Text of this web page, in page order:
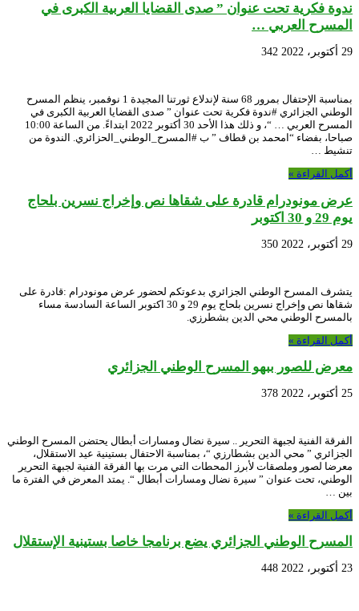
ندوة فكرية تحت عنوان ” صدى القضايا العربية الكبرى في
المسرح العربي …
29 أكتوبر، 2022 342
بمناسبة الإحتفال بمرور 68 سنة لإندلاع ثورتنا المجيدة 1 نوفمبر، ينظم المسرح
الوطني الجزائري #ندوة فكرية تحت عنوان ” صدى القضايا العربية الكبرى في
المسرح العربي … “، و ذلك هذا الأحد 30 أكتوبر 2022 ابتداءً. من الساعة 10:00
صباحا، بفضاء “امحمد بن قطاف ” ب #المسرح_الوطني_الحزائري. الندوة من
تنشيط …
أكمل القراءة »
عرض مونودرام قادرة على شقاها نص وإخراج نسرين بلحاج
يوم 29 و 30 اكتوبر
29 أكتوبر، 2022 350
يتشرف المسرح الوطني الجزائري بدعوتكم لحضور عرض مونودرام :قادرة على
شقاها نص وإخراج نسرين بلحاج يوم 29 و 30 اكتوبر الساعة السادسة مساء
بالمسرح الوطني محي الدين بشطرزي.
أكمل القراءة »
معرض للصور ببهو المسرح الوطني الجزائري
25 أكتوبر، 2022 378
الفرقة الفنية لجبهة التحرير .. سيرة نضال ومسارات أبطال يحتضن المسرح الوطني
الجزائري ” محي الدين بشطارزي “، بمناسبة الاحتفال بستينية عيد الاستقلال،
معرضا لصور وملصقات لأبرز المحطات التي مرت بها الفرقة الفنية لجبهة التحرير
الوطني، تحت عنوان ” سيرة نضال ومسارات أبطال “. يمتد المعرض في الفترة ما
بين …
أكمل القراءة »
المسرح الوطني الجزائري يضع برنامجا خاصا بستينية الإستقلال
23 أكتوبر، 2022 448